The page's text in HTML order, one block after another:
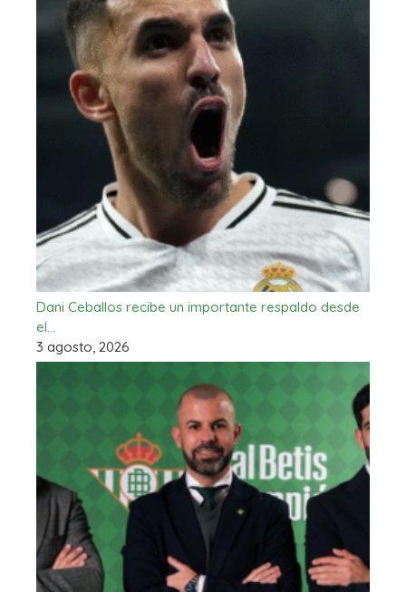
Dani Ceballos recibe un importante respaldo desde
el…
3 agosto, 2026